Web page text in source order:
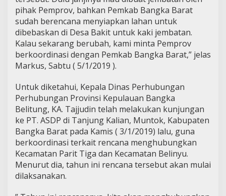
pihak Pemprov, bahkan Pemkab Bangka Barat
sudah berencana menyiapkan lahan untuk
dibebaskan di Desa Bakit untuk kaki jembatan.
Kalau sekarang berubah, kami minta Pemprov
berkoordinasi dengan Pemkab Bangka Barat,” jelas
Markus, Sabtu ( 5/1/2019 ).
Untuk diketahui, Kepala Dinas Perhubungan
Perhubungan Provinsi Kepulauan Bangka
Belitung, KA. Tajjudin telah melakukan kunjungan
ke PT. ASDP di Tanjung Kalian, Muntok, Kabupaten
Bangka Barat pada Kamis ( 3/1/2019) lalu, guna
berkoordinasi terkait rencana menghubungkan
Kecamatan Parit Tiga dan Kecamatan Belinyu.
Menurut dia, tahun ini rencana tersebut akan mulai
dilaksanakan.